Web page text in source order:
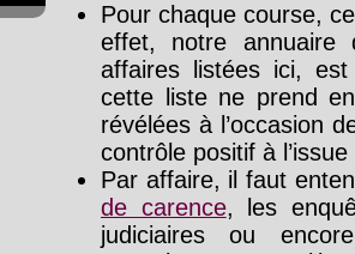
Pour chaque course,
effet, notre annuaire
affaires listées ici,
cette liste ne prend
révélées à l’occasion
contrôle positif à
Par affaire, il faut
de carence, les
judiciaires ou